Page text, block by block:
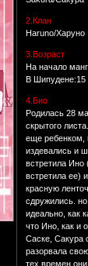
2.Клан
Haruno/Харуно
3.Возраст
На начало
В Шипудене:15
4.Био
Родилась 28
скрытого
еще ребенком,
издевались и
встретила Ино
встретила ее)
красную
сдружились.
идеально, как
что Ино, как и
Саске, Сакура
разорвала
тех времен